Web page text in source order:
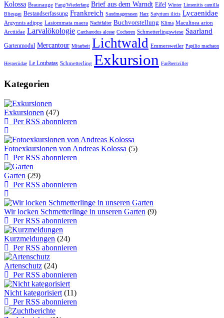
Kolossa Braunauge Fang/Wiederfang Brief aus dem Warndt Eifel Winter Limenitis camilla
Bliesgau Bestandserfassung Frankreich Sandmagerrasen Harz Satyrium ilicis Lycaenidae
Argynnis adippe Lasiommata maera Nachtfalter Buchvorstellung Klima Maculinea arion
Arctiidae Larvalökologie Carcharodus alceae Cocheren Schmetterlingswiese Saarland
Gartenmodul Mercantour Mitarbeit Lichtwald Emmersweiler Papilio machaon
Hesperiidae Le Loubatas Schmetterling Exkursion Farébersviller
Kategorien
Exkursionen (47)
Per RSS abonnieren
Fotoexkursionen von Andreas Kolossa (5)
Per RSS abonnieren
Garten (29)
Per RSS abonnieren
Wir locken Schmetterlinge in unseren Garten (9)
Per RSS abonnieren
Kurzmeldungen (24)
Per RSS abonnieren
Artenschutz (24)
Per RSS abonnieren
Nicht kategorisiert (11)
Per RSS abonnieren